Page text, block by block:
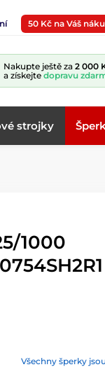
50 Kč na Váš
Nakupte ještě za 2 000
a získejte dopravu
strojky
1000
Všechny šperky